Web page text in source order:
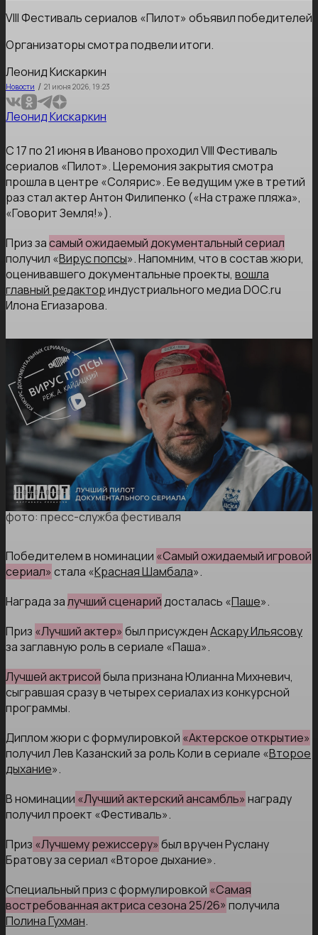
VIII Фестиваль сериалов «Пилот» объявил победителей
Организаторы смотра подвели итоги.
Леонид Кискаркин
Новости / 21 июня 2026, 19:23
Леонид Кискаркин
С 17 по 21 июня в Иваново проходил VIII Фестиваль
сериалов «Пилот». Церемония закрытия смотра
прошла в центре «Солярис». Ее ведущим уже в третий
раз стал актер Антон Филипенко («На страже пляжа»,
«Говорит Земля!»).
Приз засамый ожидаемый документальный сериал
получил «Вирус попсы». Напомним, что в состав жюри,
оценивавшего документальные проекты, вошла
главный редакториндустриального медиа DOC.ru
Илона Егиазарова.
фото: пресс-служба фестиваля
Победителем в номинации «Самый ожидаемый игровой
сериал» стала «Красная Шамбала».
Награда залучший сценарийдосталась «Паше».
Приз «Лучший актер» был присужденАскару Ильясову
за заглавную роль в сериале «Паша».
Лучшей актрисойбыла признана Юлианна Михневич,
сыгравшая сразу в четырех сериалах из конкурсной
программы.
Диплом жюри с формулировкой «Актерское открытие»
получил Лев Казанский за роль Коли в сериале «Второе
дыхание».
В номинации «Лучший актерский ансамбль» награду
получил проект «Фестиваль».
Приз «Лучшему режиссеру» был вручен Руслану
Братову за сериал «Второе дыхание».
Специальный приз с формулировкой «Самая
востребованная актриса сезона 25/26» получила
Полина Гухман.